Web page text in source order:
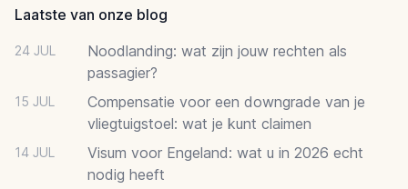
Laatste van onze blog
24 JUL
Noodlanding: wat zijn jouw rechten als
passagier?
15 JUL
Compensatie voor een downgrade van je
vliegtuigstoel: wat je kunt claimen
14 JUL
Visum voor Engeland: wat u in 2026 echt
nodig heeft